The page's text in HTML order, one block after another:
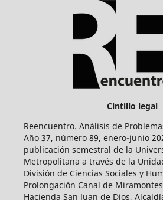
Cintillo legal
Reencuentro. Análisis de
Año 37, número 89, enero-junio
publicación semestral de la
Metropolitana a través de la
División de Ciencias Sociales y
Prolongación Canal de Miramontes
Hacienda San Juan de Dios,